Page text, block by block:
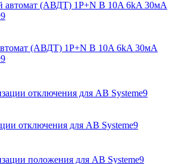
(АВДТ) 1P+N B 10A 6kA 30мА
отключения для АВ Systeme9